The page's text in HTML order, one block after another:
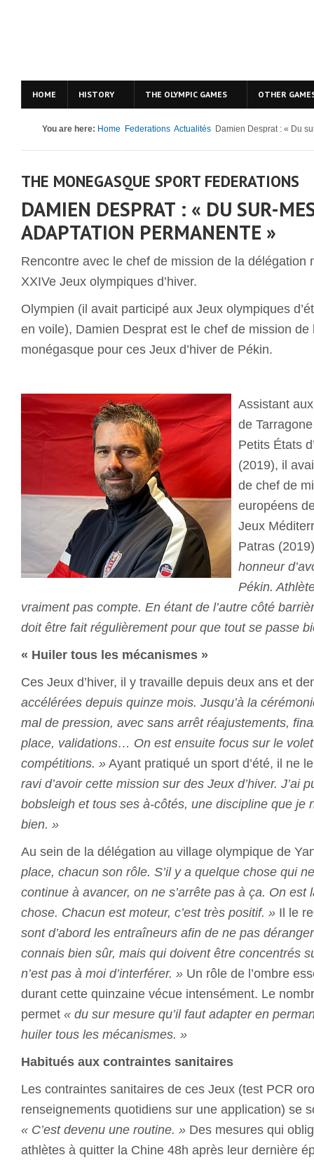
HOME HISTORY THE OLYMPIC GAMES OTHER
You are here: Home Federations Actualités Damien Desprat : « Du
THE MONEGASQUE SPORT FEDERATIONS
DAMIEN DESPRAT : « DU SUR-
ADAPTATION PERMANENTE »
Rencontre avec le chef de mission de la délégation
XXIVe Jeux olympiques d’hiver.
Olympien (il avait participé aux Jeux olympiques
en voile), Damien Desprat est le chef de mission de
monégasque pour ces Jeux d’hiver de Pékin.
Assistant
de
Petits États
(2019), il
de chef de
européens
Jeux
Patras
honneur
Pékin.
vraiment pas compte. En étant de l’autre côté
doit être fait régulièrement pour que tout se passe
« Huiler tous les mécanismes »
Ces Jeux d’hiver, il y travaille depuis deux ans et
accélérées depuis quinze mois. Jusqu’à la
mal de pression, avec sans arrêt réajustements,
place, validations… On est ensuite focus sur le
compétitions. »Ayant pratiqué un sport d’été, il ne
ravi d’avoir cette mission sur des Jeux d’hiver. J’ai
bobsleigh et tous ses à-côtés, une discipline que je
bien. »
Au sein de la délégation au village olympique de
place, chacun son rôle. S’il y a quelque chose qui
continue à avancer, on ne s’arrête pas à ça. On est
chose. Chacun est moteur, c’est très positif. » Il le
sont d’abord les entraîneurs afin de ne pas
connais bien sûr, mais qui doivent être concentrés
n’est pas à moi d’interférer. » Un rôle de l’ombre
durant cette quinzaine vécue intensément. Le
permet « du sur mesure qu’il faut adapter en
huiler tous les mécanismes. »
Habitués aux contraintes sanitaires
Les contraintes sanitaires de ces Jeux (test PCR
renseignements quotidiens sur une application) se
« C’est devenu une routine. » Des mesures qui
athlètes à quitter la Chine 48h après leur dernière